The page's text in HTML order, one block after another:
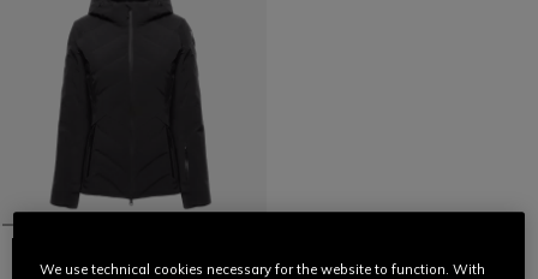
We use technical cookies necessary for the website to function. With